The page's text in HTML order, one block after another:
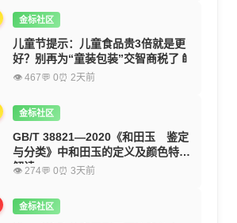
金标社区
儿童节提示：儿童食品贵3倍就是更
好？别再为“童装包装”交智商税了🍼
👁 467💬 0⏰ 2天前
金标社区
GB/T 38821—2020《和田玉 鉴定
与分类》中和田玉的定义及颜色特征
解读
👁 274💬 0⏰ 3天前
金标社区